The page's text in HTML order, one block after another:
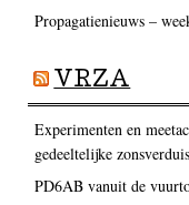
Propagatienieuws –
VRZA
Experimenten en
gedeeltelijke
PD6AB vanuit de